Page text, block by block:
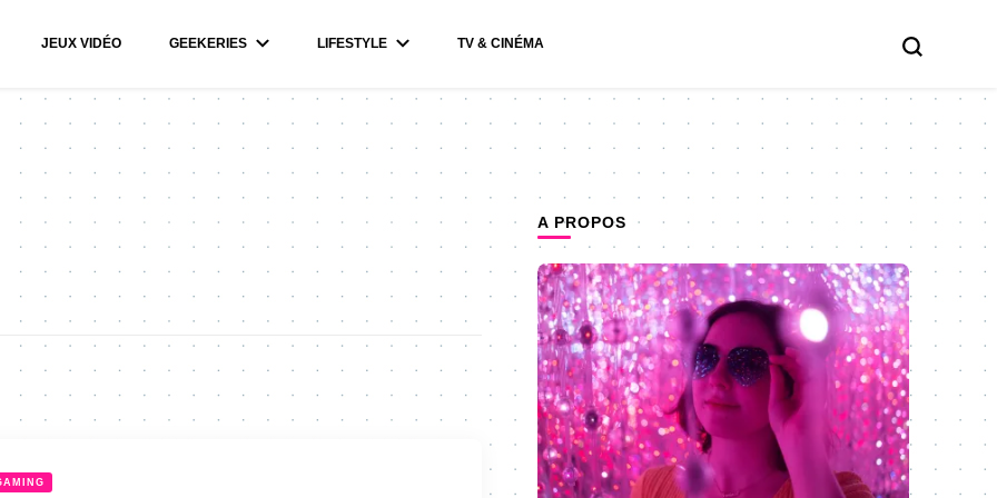
JEUX VIDÉO GEEKERIES LIFESTYLE TV & CINÉMA
A PROPOS